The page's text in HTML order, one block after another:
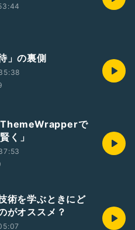
」の裏側
で
く」
術を学ぶときにど
がオススメ？